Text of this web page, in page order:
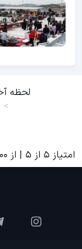
لحظه
امتیاز 5 از 5 | از